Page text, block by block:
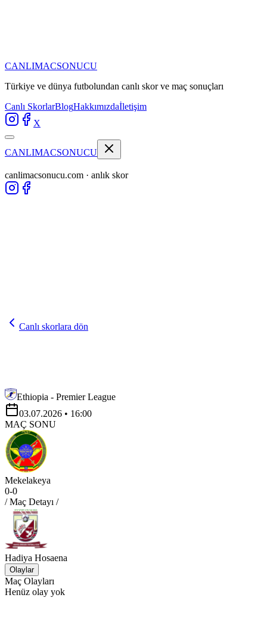
CANLIMACSONUCU
Türkiye ve dünya futbolundan canlı skor ve maç sonuçları
Canlı SkorlarBlogHakkımızdaİletişim
X
CANLIMACSONUCU
canlimacsonucu.com · anlık skor
Canlı skorlara dön
Ethiopia - Premier League
03.07.2026 • 16:00
MAÇ SONU
Mekelakeya
0-0
/ Maç Detayı /
Hadiya Hosaena
Olaylar
Maç Olayları
Henüz olay yok